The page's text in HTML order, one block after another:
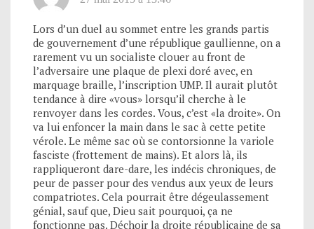
Lors d’un duel au sommet entre les grands partis
de gouvernement d’une république gaullienne, on a
rarement vu un socialiste clouer au front de
l’adversaire une plaque de plexi doré avec, en
marquage braille, l’inscription UMP. Il aurait plutôt
tendance à dire «vous» lorsqu’il cherche à le
renvoyer dans les cordes. Vous, c’est «la droite». On
va lui enfoncer la main dans le sac à cette petite
vérole. Le même sac où se contorsionne la variole
fasciste (frottement de mains). Et alors là, ils
rappliqueront dare-dare, les indécis chroniques, de
peur de passer pour des vendus aux yeux de leurs
compatriotes. Cela pourrait être dégeulassement
génial, sauf que, Dieu sait pourquoi, ça ne
fonctionne pas. Déchoir la droite républicaine de sa